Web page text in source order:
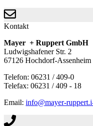
Kontakt
Mayer + Ruppert GmbH
Ludwigshafener Str. 2
67126 Hochdorf-Assenheim
Telefon: 06231 / 409-0
Telefax: 06231 / 409 - 18
Email: info@mayer-